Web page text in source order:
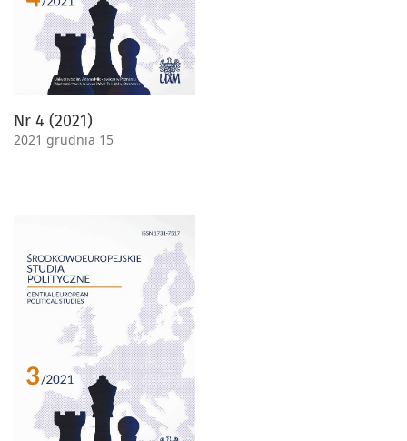
Nr 4 (2021)
2021 grudnia 15